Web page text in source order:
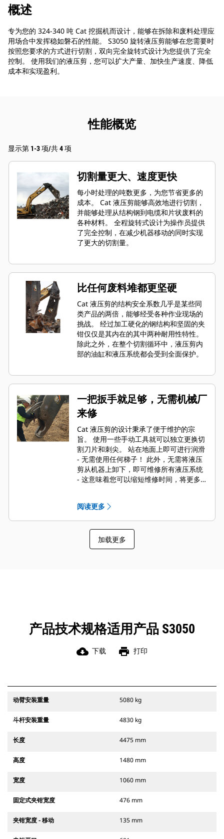
概述
专为您的 324-340 吨 Cat 挖掘机而设计，能够在拆除和废料处理应
用场合中发挥稳如磐石的性能。 S3050 旋转液压剪能够在您需要时
按照您要求的方式进行切割，双向完全旋转式设计为您提供了完全
控制。 使用我们的液压剪，您可以扩大产量、加快生产速度、降低
成本和实现盈利。
性能概览
显示第 1-3 项/共 4 项
切割量更大、速度更快
每小时处理的吨数更多，为您节省更多的
成本。 Cat 液压剪能够高效地进行切割，
并能够处理从结构钢到电缆和片状废料的
各种材料。 全程旋转式设计为操作员提供
了完全控制，在减少机器移动的同时实现
了更大的切割量。
比任何废料堆都更坚硬
Cat 液压剪的结构安全系数几乎是某些同
类产品的两倍，能够经受各种作业现场的
挑战。 经过加工硬化的钢结构和坚固的夹
钳仅仅是其内在的其中两种耐用性特性。
除此之外，在整个切割循环中，液压剪内
部的油缸和液压系统都会受到全面保护。
一把扳手就足够，无需机械厂
来修
Cat 液压剪的设计秉承了便于维护的宗
旨。 使用一些手动工具就可以独立更换切
割刀片和刺尖。 站在地面上即可进行润滑
- 无需使用任何梯子！ 此外，无需将液压
剪从机器上卸下，即可维修所有液压系统
- 这意味着您可以缩短维修时间，将更多
阅读更多
加载更多
产品技术规格适用产品 S3050
cloud_download 下载 print 打印
动臂安装重量 5080 kg
斗杆安装重量 4830 kg
长度 4475 mm
高度 1480 mm
宽度 1060 mm
固定式夹钳宽度 476 mm
夹钳宽度 - 移动 135 mm